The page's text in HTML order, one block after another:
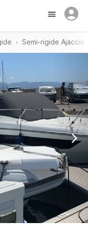
Semi-rigide Ajaccio